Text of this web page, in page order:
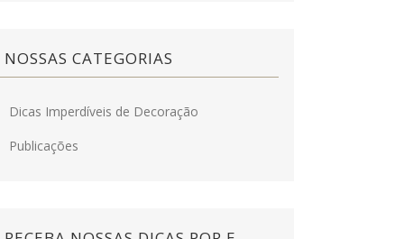
NOSSAS CATEGORIAS
Dicas Imperdíveis de Decoração
Publicações